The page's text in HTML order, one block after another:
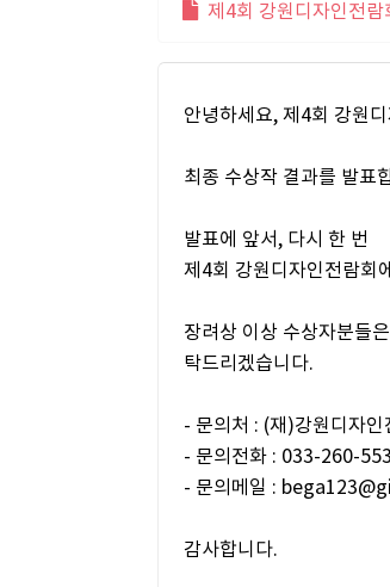
제4회 강원디자인전
안녕하세요, 제4회 강원
최종 수상작 결과를 발표
발표에 앞서, 다시 한 번
제4회 강원디자인전람회
장려상 이상 수상자분들
탁드리겠습니다.
- 문의처 : (재)강원디자
- 문의전화 : 033-260-
- 문의메일 :
감사합니다.